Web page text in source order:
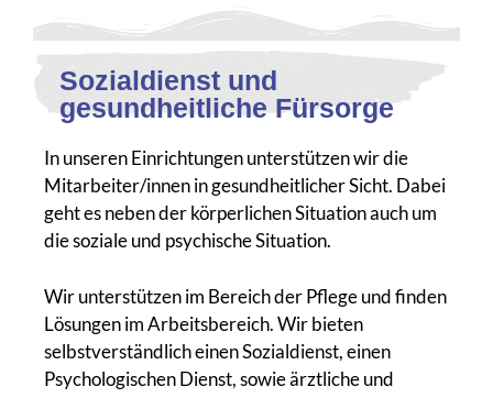
Sozialdienst und
gesundheitliche Fürsorge
In unseren Einrichtungen unterstützen wir die
Mitarbeiter/innen in gesundheitlicher Sicht. Dabei
geht es neben der körperlichen Situation auch um
die soziale und psychische Situation.
Wir unterstützen im Bereich der Pflege und finden
Lösungen im Arbeitsbereich. Wir bieten
selbstverständlich einen Sozialdienst, einen
Psychologischen Dienst, sowie ärztliche und